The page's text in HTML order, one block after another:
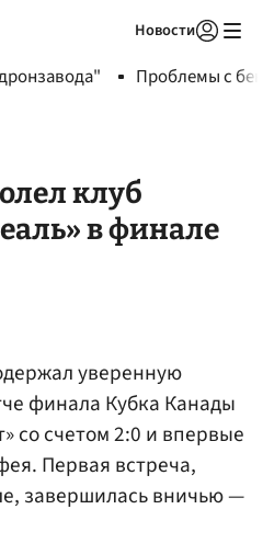
Новости
Проблемы с
клуб
в финале
уверенную
финала Кубка Канады
со счетом 2:0 и впервые
Первая встреча,
завершилась вничью —